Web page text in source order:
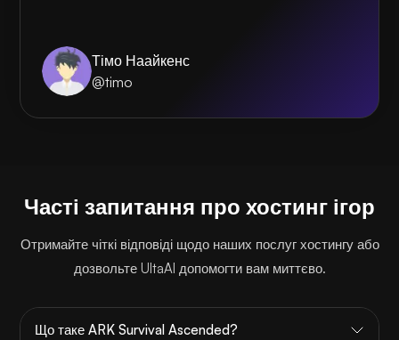
Тімо Наайкенс
@timo
Часті запитання про хостинг ігор
Отримайте чіткі відповіді щодо наших послуг хостингу або
дозвольте UltaAI допомогти вам миттєво.
Що таке ARK Survival Ascended?